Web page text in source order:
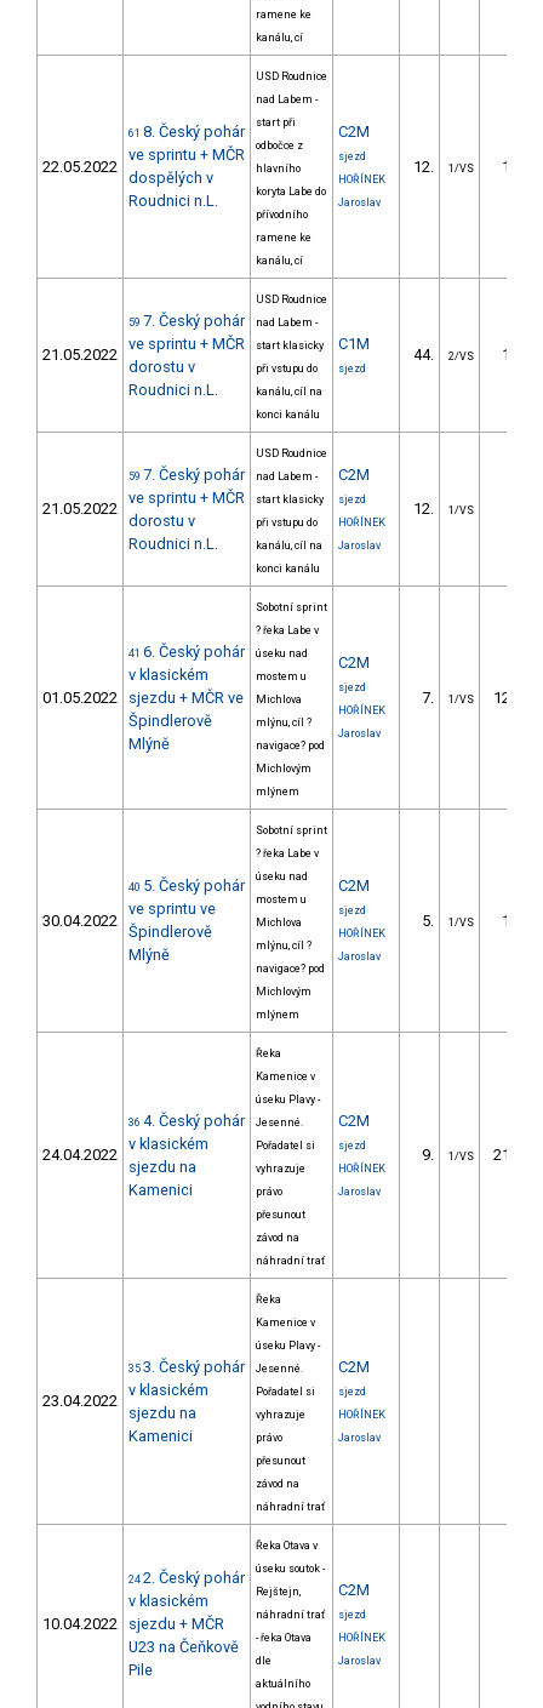
ramene ke
kanálu, cí
22.05.2022
61 8. Český pohár
ve sprintu + MČR
dospělých v
Roudnici n.L.
USD Roudnice
nad Labem -
start při
odbočce z
hlavního
koryta Labe do
přívodního
ramene ke
kanálu, cí
C2M
sjezd
HOŘÍNEK
Jaroslav
12. 1/VS 11.10
21.05.2022
59 7. Český pohár
ve sprintu + MČR
dorostu v
Roudnici n.L.
USD Roudnice
nad Labem -
start klasicky
při vstupu do
kanálu, cíl na
konci kanálu
C1M
sjezd
44. 2/VS 16.93
21.05.2022
59 7. Český pohár
ve sprintu + MČR
dorostu v
Roudnici n.L.
USD Roudnice
nad Labem -
start klasicky
při vstupu do
kanálu, cíl na
konci kanálu
C2M
sjezd
HOŘÍNEK
Jaroslav
12. 1/VS
01.05.2022
41 6. Český pohár
v klasickém
sjezdu + MČR ve
Špindlerově
Mlýně
Sobotní sprint
? řeka Labe v
úseku nad
mostem u
Michlova
mlýnu, cíl ?
navigace? pod
Michlovým
mlýnem
C2M
sjezd
HOŘÍNEK
Jaroslav
7. 1/VS 120.77
30.04.2022
40 5. Český pohár
ve sprintu ve
Špindlerově
Mlýně
Sobotní sprint
? řeka Labe v
úseku nad
mostem u
Michlova
mlýnu, cíl ?
navigace? pod
Michlovým
mlýnem
C2M
sjezd
HOŘÍNEK
Jaroslav
5. 1/VS 10.25
24.04.2022
36 4. Český pohár
v klasickém
sjezdu na
Kamenici
Řeka
Kamenice v
úseku Plavy -
Jesenné.
Pořadatel si
vyhrazuje
právo
přesunout
závod na
náhradní trať
C2M
sjezd
HOŘÍNEK
Jaroslav
9. 1/VS 215.60
23.04.2022
35 3. Český pohár
v klasickém
sjezdu na
Kamenici
Řeka
Kamenice v
úseku Plavy -
Jesenné.
Pořadatel si
vyhrazuje
právo
přesunout
závod na
náhradní trať
C2M
sjezd
HOŘÍNEK
Jaroslav
10.04.2022
24 2. Český pohár
v klasickém
sjezdu + MČR
U23 na Čeňkově
Pile
Řeka Otava v
úseku soutok -
Rejštejn,
náhradní trať
- řeka Otava
dle
aktuálního
C2M
sjezd
HOŘÍNEK
Jaroslav